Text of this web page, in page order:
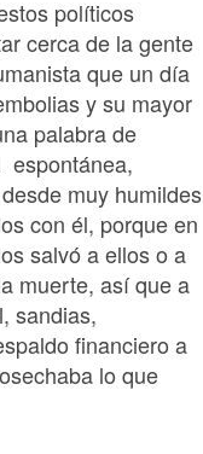
políticos
cerca de la gente
que un día
y su mayor
palabra de
espontánea,
muy humildes
con él, porque en
salvó a ellos o a
muerte, así que a
sandias,
financiero a
lo que